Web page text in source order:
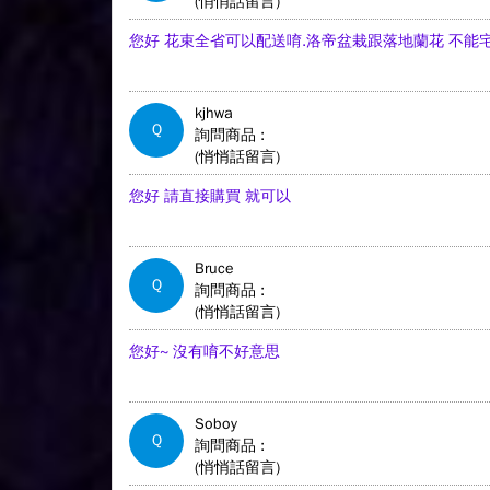
您好 花束全省可以配送唷.洛帝盆栽跟落地蘭花 不能
Q
kjhwa
詢問商品 :
(悄悄話留言)
您好 請直接購買 就可以
Q
Bruce
詢問商品 :
(悄悄話留言)
您好~ 沒有唷不好意思
Q
Soboy
詢問商品 :
(悄悄話留言)